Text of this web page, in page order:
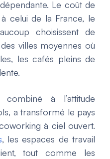
Le coût de
celui de la France, le
choisissent de
villes moyennes où
les cafés pleins de
à l’attitude
a transformé le pays
à ciel ouvert.
, les espaces de travail
tout comme les